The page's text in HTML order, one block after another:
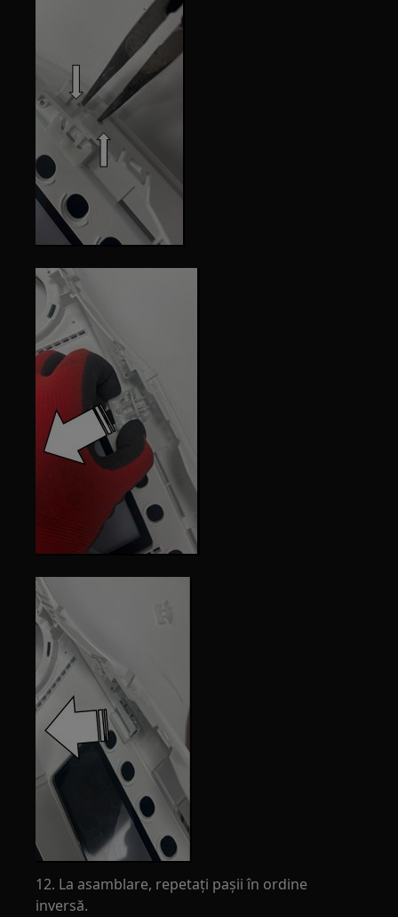
12. La asamblare, repetați pașii în ordine
inversă.